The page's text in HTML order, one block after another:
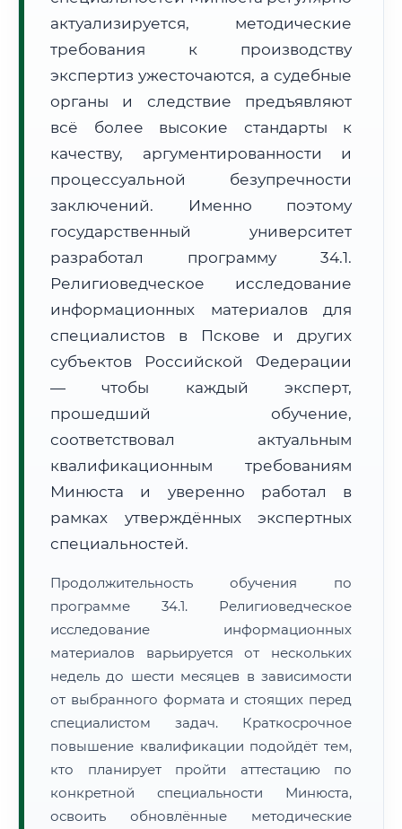
Расчет логистики оригиналов:
• Экспресс-доставка СДЭК / Почтой:
5–7 рабочих дней
🔍 Нажмите на документ для увеличения и просмотра
актуализируется, методические
требования к производству
экспертиз ужесточаются, а судебные
органы и следствие предъявляют
всё более высокие стандарты к
качеству, аргументированности и
процессуальной безупречности
заключений. Именно поэтому
государственный университет
разработал программу 34.1.
Религиоведческое исследование
информационных материалов для
специалистов в Пскове и других
субъектов Российской Федерации
— чтобы каждый эксперт,
прошедший обучение,
соответствовал актуальным
квалификационным требованиям
Минюста и уверенно работал в
рамках утверждённых экспертных
специальностей.
Продолжительность обучения по
программе 34.1. Религиоведческое
исследование информационных
материалов варьируется от нескольких
недель до шести месяцев в зависимости
от выбранного формата и стоящих перед
специалистом задач. Краткосрочное
повышение квалификации подойдёт тем,
кто планирует пройти аттестацию по
конкретной специальности Минюста,
освоить обновлённые методические